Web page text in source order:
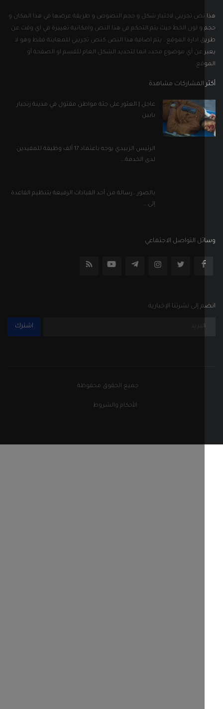
تجريبي لاختبار شكل و حجم النصوص و طريقة عرضها في هذا المكان و
لون الخط حيث يتم التحكم في هذا النص وامكانية تغييرة في اي وقت عن
ادارة الموقع . يتم اضافة هذا النص كنص تجريبي للمعاينة فقط وهو لا
عن أي موضوع محدد انما لتحديد الشكل العام للقسم او الصفحة أو
المشاركات مشاهدة
عاجل | العثور على جثة مواطن مقتول في مدينة زنجبار
بابين
الرئيس الزبيدي يوجه باعتماد 17 ألف وظيفة للمقيدين
لدى الخدمة...
بالصور ..رسالة من أحد القيادات الرفيعة بتنظيم القاعدة
التواصل الاجتماعي
إلى نشرتنا الإخبارية
جميع الحقوق محفوظة
الأحكام والشروط